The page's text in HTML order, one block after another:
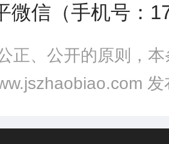
微信（手机号：
正、公开的原则，
发